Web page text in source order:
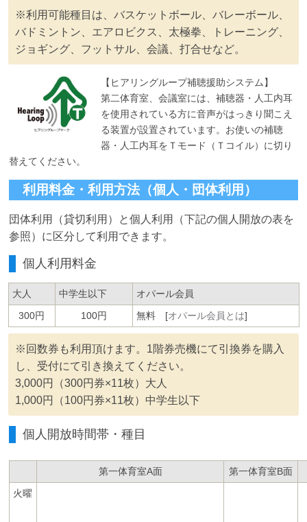
※利用可能種目は、バスケットボール、バレーボール、
バドミントン、エアロビクス、太極拳、トレーニング、
ジョギング、フットサル、会議、打合せなど。
【ヒアリングループ補聴援助システム】
第二体育室、会議室には、補聴器・人工内耳
を使用されている方に音声がはっきり聞こえ
る装置が設置されています。お使いの補聴
器・人工内耳をＴモード（Ｔコイル）に切り
替えてください。
利用料金・利用方法（個人・団体利用）
団体利用（貸切利用）と個人利用（下記の個人開放の表を
参照）に区分して利用できます。
個人利用料金
大人 中学生以下
オパール会員
300円
100円 無料 [オパール会員とは]
※回数券も利用頂けます。1階券売機にて引換券を購入
し、受付にて引き換えてください。
3,000円（300円券×11枚）大人
1,000円（100円券×11枚）中学生以下
個人開放時間帯・種目
第一体育室A面
第一体育室B面
火曜